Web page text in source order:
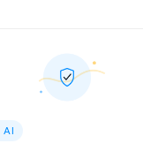
AI